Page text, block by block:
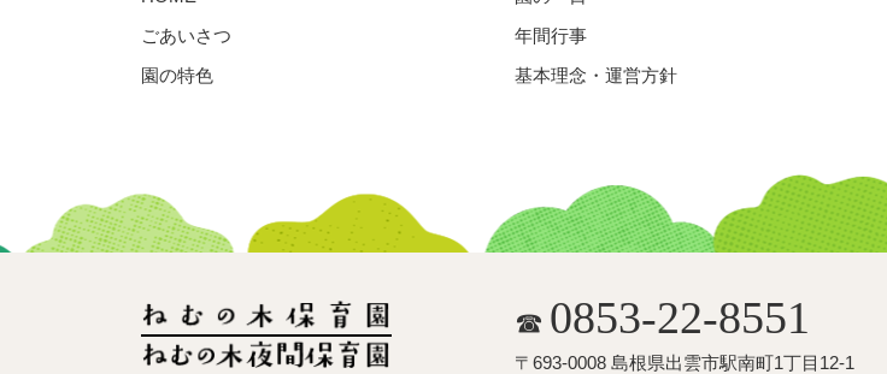
ごあいさつ
園の特色
年間行事
基本理念・運営方針
☎ 0853-22-8551
〒693-0008 島根県出雲市駅南町1丁目12-1